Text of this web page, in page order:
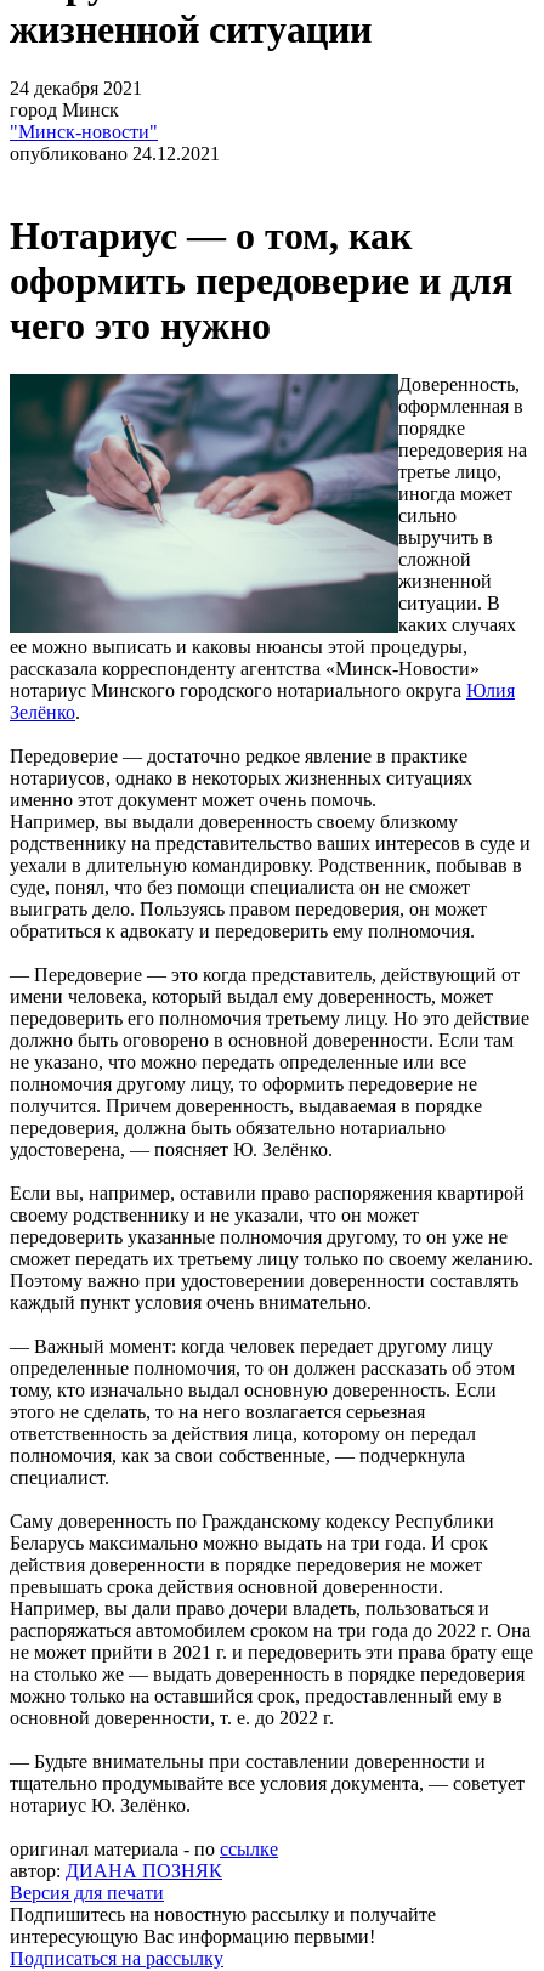
жизненной ситуации
24 декабря 2021
город Минск
"Минск-новости"
опубликовано 24.12.2021
Нотариус — о том, как
оформить передоверие и для
чего это нужно
Доверенность,
оформленная в
порядке
передоверия на
третье лицо,
иногда может
сильно
выручить в
сложной
жизненной
ситуации. В
каких случаях
ее можно выписать и каковы нюансы этой процедуры,
рассказала корреспонденту агентства «Минск-Новости»
нотариус Минского городского нотариального округа Юлия
Зелёнко.
Передоверие — достаточно редкое явление в практике
нотариусов, однако в некоторых жизненных ситуациях
именно этот документ может очень помочь.
Например, вы выдали доверенность своему близкому
родственнику на представительство ваших интересов в суде и
уехали в длительную командировку. Родственник, побывав в
суде, понял, что без помощи специалиста он не сможет
выиграть дело. Пользуясь правом передоверия, он может
обратиться к адвокату и передоверить ему полномочия.
— Передоверие — это когда представитель, действующий от
имени человека, который выдал ему доверенность, может
передоверить его полномочия третьему лицу. Но это действие
должно быть оговорено в основной доверенности. Если там
не указано, что можно передать определенные или все
полномочия другому лицу, то оформить передоверие не
получится. Причем доверенность, выдаваемая в порядке
передоверия, должна быть обязательно нотариально
удостоверена, — поясняет Ю. Зелёнко.
Если вы, например, оставили право распоряжения квартирой
своему родственнику и не указали, что он может
передоверить указанные полномочия другому, то он уже не
сможет передать их третьему лицу только по своему желанию.
Поэтому важно при удостоверении доверенности составлять
каждый пункт условия очень внимательно.
— Важный момент: когда человек передает другому лицу
определенные полномочия, то он должен рассказать об этом
тому, кто изначально выдал основную доверенность. Если
этого не сделать, то на него возлагается серьезная
ответственность за действия лица, которому он передал
полномочия, как за свои собственные, — подчеркнула
специалист.
Саму доверенность по Гражданскому кодексу Республики
Беларусь максимально можно выдать на три года. И срок
действия доверенности в порядке передоверия не может
превышать срока действия основной доверенности.
Например, вы дали право дочери владеть, пользоваться и
распоряжаться автомобилем сроком на три года до 2022 г. Она
не может прийти в 2021 г. и передоверить эти права брату еще
на столько же — выдать доверенность в порядке передоверия
можно только на оставшийся срок, предоставленный ему в
основной доверенности, т. е. до 2022 г.
— Будьте внимательны при составлении доверенности и
тщательно продумывайте все условия документа, — советует
нотариус Ю. Зелёнко.
оригинал материала - по ссылке
автор: ДИАНА ПОЗНЯК
Версия для печати
Подпишитесь на новостную рассылку и получайте
интересующую Вас информацию первыми!
Подписаться на рассылку